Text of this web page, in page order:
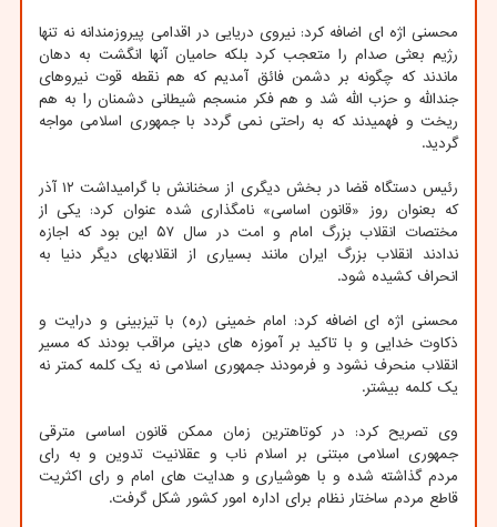
محسنی اژه ای اضافه کرد: نیروی دریایی در اقدامی پیروزمندانه نه تنها
رژیم بعثی صدام را متعجب کرد بلکه حامیان آنها انگشت به دهان
ماندند که چگونه بر دشمن فائق آمدیم که هم نقطه قوت نیروهای
جندالله و حزب الله شد و هم فکر منسجم شیطانی دشمنان را به هم
ریخت و فهمیدند که به راحتی نمی گردد با جمهوری اسلامی مواجه
گردید.
رئیس دستگاه قضا در بخش دیگری از سخنانش با گرامیداشت ۱۲ آذر
که بعنوان روز «قانون اساسی» نامگذاری شده عنوان کرد: یکی از
مختصات انقلاب بزرگ امام و امت در سال ۵۷ این بود که اجازه
ندادند انقلاب بزرگ ایران مانند بسیاری از انقلابهای دیگر دنیا به
انحراف کشیده شود.
محسنی اژه ای اضافه کرد: امام خمینی (ره) با تیزبینی و درایت و
ذکاوت خدایی و با تاکید بر آموزه های دینی مراقب بودند که مسیر
انقلاب منحرف نشود و فرمودند جمهوری اسلامی نه یک کلمه کمتر نه
یک کلمه بیشتر.
وی تصریح کرد: در کوتاهترین زمان ممکن قانون اساسی مترقی
جمهوری اسلامی مبتنی بر اسلام ناب و عقلانیت تدوین و به رای
مردم گذاشته شده و با هوشیاری و هدایت های امام و رای اکثریت
قاطع مردم ساختار نظام برای اداره امور کشور شکل گرفت.